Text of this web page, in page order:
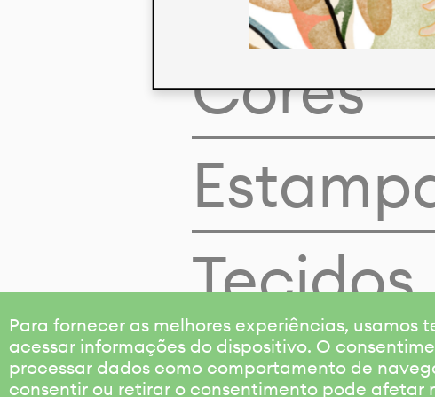
Para fornecer as melhores experiências,
acessar informações do dispositivo. O
processar dados como comportamento de
consentir ou retirar o consentimento pode afetar
Cores
Tecidos